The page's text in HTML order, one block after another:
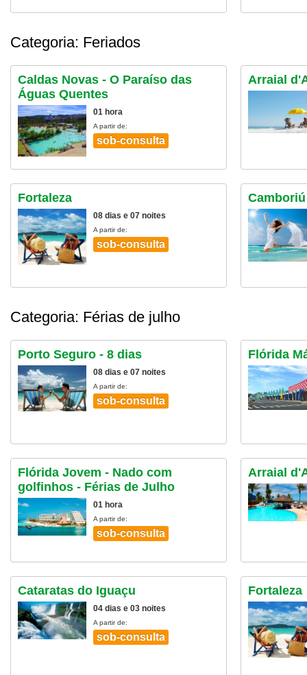
Categoria: Feriados
Caldas Novas - O Paraíso das
Águas Quentes
01 hora
A partir de:
sob-consulta
Arraial
Fortaleza
08 dias e 07 noites
A partir de:
sob-consulta
Categoria: Férias de julho
Porto Seguro - 8 dias
08 dias e 07 noites
A partir de:
sob-consulta
Flórida
Flórida Jovem - Nado com
golfinhos - Férias de Julho
01 hora
A partir de:
sob-consulta
Arraial
Cataratas do Iguaçu
04 dias e 03 noites
A partir de:
sob-consulta
Fortaleza